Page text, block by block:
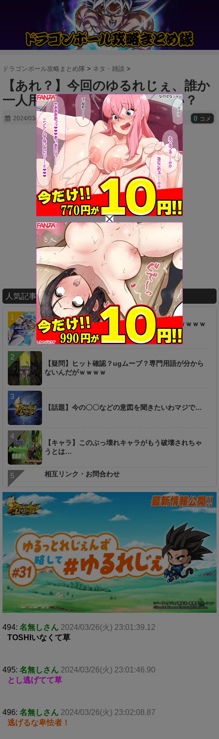
ドラゴンボール攻略まとめ隊 > ネタ・雑談 >
【あれ？】今回のゆるれじぇ、誰か
一人用のポッドで避難してない？
2024/03/27 0 コメ
人気記事ランキング
【ネタ】あのキャラ、え●ち過ぎるんだけどｗｗｗｗ
ｗｗ
【疑問】ヒット確認？ugムーブ？専門用語が分から
ないんだがｗｗｗｗ
【話題】今の〇〇などの意図を聞きたいわマジで…
【キャラ】このぶっ壊れキャラがもう破壊されちゃ
うとは…
相互リンク・お問合わせ
494: 名無しさん 2024/03/26(火) 23:01:39.12
TOSHIいなくて草
495: 名無しさん 2024/03/26(火) 23:01:46.90
とし逃げてて草
496: 名無しさん 2024/03/26(火) 23:02:08.87
逃げるな卑怯者！